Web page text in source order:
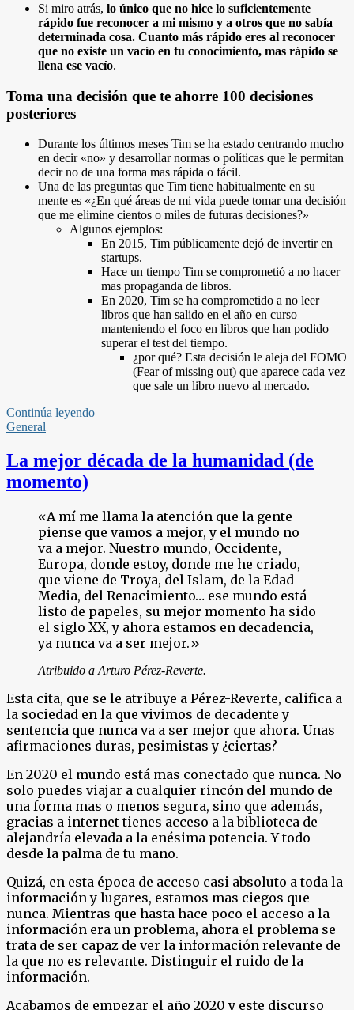
Si miro atrás, lo único que no hice lo suficientemente
rápido fue reconocer a mi mismo y a otros que no sabía
determinada cosa. Cuanto más rápido eres al reconocer
que no existe un vacío en tu conocimiento, mas rápido se
llena ese vacío.
Toma una decisión que te ahorre 100 decisiones
posteriores
Durante los últimos meses Tim se ha estado centrando mucho
en decir «no» y desarrollar normas o políticas que le permitan
decir no de una forma mas rápida o fácil.
Una de las preguntas que Tim tiene habitualmente en su
mente es «¿En qué áreas de mi vida puede tomar una decisión
que me elimine cientos o miles de futuras decisiones?»
Algunos ejemplos:
En 2015, Tim públicamente dejó de invertir en
startups.
Hace un tiempo Tim se comprometió a no hacer
mas propaganda de libros.
En 2020, Tim se ha comprometido a no leer
libros que han salido en el año en curso –
manteniendo el foco en libros que han podido
superar el test del tiempo.
¿por qué? Esta decisión le aleja del FOMO
(Fear of missing out) que aparece cada vez
que sale un libro nuevo al mercado.
Continúa leyendo
General
La mejor década de la humanidad (de
momento)
«A mí me llama la atención que la gente
piense que vamos a mejor, y el mundo no
va a mejor. Nuestro mundo, Occidente,
Europa, donde estoy, donde me he criado,
que viene de Troya, del Islam, de la Edad
Media, del Renacimiento… ese mundo está
listo de papeles, su mejor momento ha sido
el siglo XX, y ahora estamos en decadencia,
ya nunca va a ser mejor.»
Atribuido a Arturo Pérez-Reverte.
Esta cita, que se le atribuye a Pérez-Reverte, califica a
la sociedad en la que vivimos de decadente y
sentencia que nunca va a ser mejor que ahora. Unas
afirmaciones duras, pesimistas y ¿ciertas?
En 2020 el mundo está mas conectado que nunca. No
solo puedes viajar a cualquier rincón del mundo de
una forma mas o menos segura, sino que además,
gracias a internet tienes acceso a la biblioteca de
alejandría elevada a la enésima potencia. Y todo
desde la palma de tu mano.
Quizá, en esta época de acceso casi absoluto a toda la
información y lugares, estamos mas ciegos que
nunca. Mientras que hasta hace poco el acceso a la
información era un problema, ahora el problema se
trata de ser capaz de ver la información relevante de
la que no es relevante. Distinguir el ruido de la
información.
Acabamos de empezar el año 2020 y este discurso